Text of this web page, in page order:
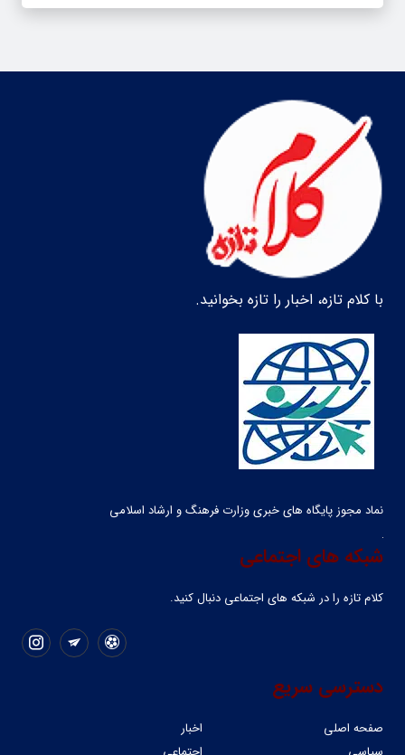
با کلام تازه، اخبار را تازه بخوانید.
نماد مجوز پایگاه های خبری وزارت فرهنگ و ارشاد اسلامی
شبکه های اجتماعی
کلام تازه را در شبکه ‌های اجتماعی دنبال کنید.
دسترسی سریع
صفحه اصلی
اخبار